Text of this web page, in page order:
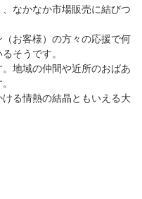
なかなか市場販売に結びつ
お客様）の方々の応援で何
そうです。
地域の仲間や近所のおばあ
る情熱の結晶ともいえる大